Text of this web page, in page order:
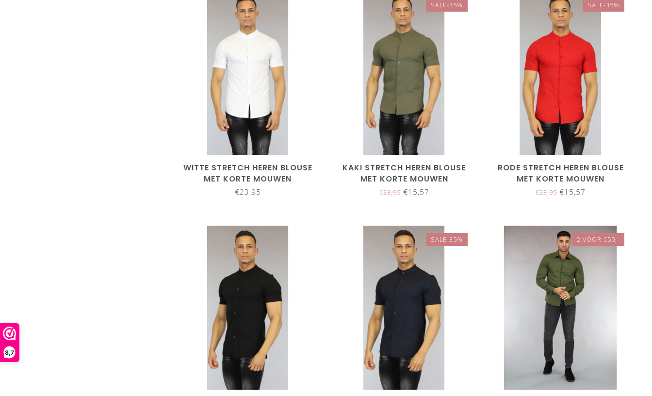
8,7
WITTE STRETCH HEREN BLOUSE
MET KORTE MOUWEN
€23,95
SALE-35%
KAKI STRETCH HEREN BLOUSE
MET KORTE MOUWEN
€23,95€15,57
SALE-35%
RODE STRETCH HEREN BLOUSE
MET KORTE MOUWEN
€23,95€15,57
SALE-35% 2 VOOR €50,-